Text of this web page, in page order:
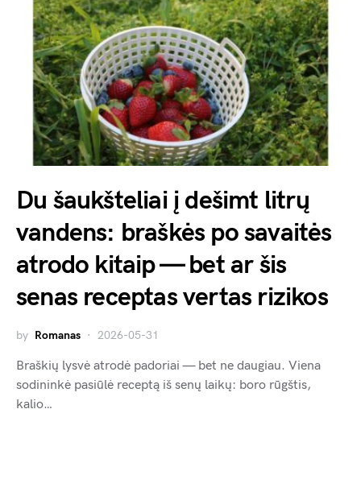
Du šaukšteliai į dešimt litrų
vandens: braškės po savaitės
atrodo kitaip — bet ar šis
senas receptas vertas rizikos
by Romanas 2026-05-31
Braškių lysvė atrodė padoriai — bet ne daugiau. Viena
sodininkė pasiūlė receptą iš senų laikų: boro rūgštis,
kalio…